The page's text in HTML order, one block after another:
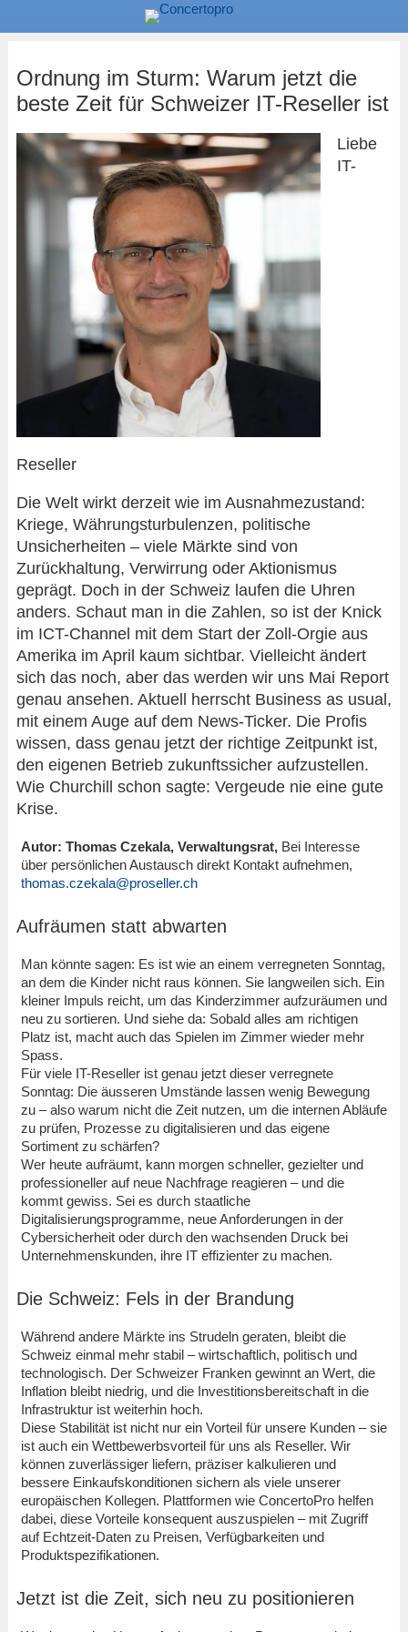
Ordnung im Sturm: Warum jetzt die
beste Zeit für Schweizer IT-Reseller ist
Liebe
IT-
Reseller
Die Welt wirkt derzeit wie im Ausnahmezustand:
Kriege, Währungsturbulenzen, politische
Unsicherheiten – viele Märkte sind von
Zurückhaltung, Verwirrung oder Aktionismus
geprägt. Doch in der Schweiz laufen die Uhren
anders. Schaut man in die Zahlen, so ist der Knick
im ICT-Channel mit dem Start der Zoll-Orgie aus
Amerika im April kaum sichtbar. Vielleicht ändert
sich das noch, aber das werden wir uns Mai Report
genau ansehen. Aktuell herrscht Business as usual,
mit einem Auge auf dem News-Ticker. Die Profis
wissen, dass genau jetzt der richtige Zeitpunkt ist,
den eigenen Betrieb zukunftssicher aufzustellen.
Wie Churchill schon sagte: Vergeude nie eine gute
Krise.
Autor: Thomas Czekala, Verwaltungsrat,Bei Interesse
über persönlichen Austausch direkt Kontakt aufnehmen,
thomas.czekala@proseller.ch
Aufräumen statt abwarten
Man könnte sagen: Es ist wie an einem verregneten Sonntag,
an dem die Kinder nicht raus können. Sie langweilen sich. Ein
kleiner Impuls reicht, um das Kinderzimmer aufzuräumen und
neu zu sortieren. Und siehe da: Sobald alles am richtigen
Platz ist, macht auch das Spielen im Zimmer wieder mehr
Spass.
Für viele IT-Reseller ist genau jetzt dieser verregnete
Sonntag: Die äusseren Umstände lassen wenig Bewegung
zu – also warum nicht die Zeit nutzen, um die internen Abläufe
zu prüfen, Prozesse zu digitalisieren und das eigene
Sortiment zu schärfen?
Wer heute aufräumt, kann morgen schneller, gezielter und
professioneller auf neue Nachfrage reagieren – und die
kommt gewiss. Sei es durch staatliche
Digitalisierungsprogramme, neue Anforderungen in der
Cybersicherheit oder durch den wachsenden Druck bei
Unternehmenskunden, ihre IT effizienter zu machen.
Die Schweiz: Fels in der Brandung
Während andere Märkte ins Strudeln geraten, bleibt die
Schweiz einmal mehr stabil – wirtschaftlich, politisch und
technologisch. Der Schweizer Franken gewinnt an Wert, die
Inflation bleibt niedrig, und die Investitionsbereitschaft in die
Infrastruktur ist weiterhin hoch.
Diese Stabilität ist nicht nur ein Vorteil für unsere Kunden – sie
ist auch ein Wettbewerbsvorteil für uns als Reseller. Wir
können zuverlässiger liefern, präziser kalkulieren und
bessere Einkaufskonditionen sichern als viele unserer
europäischen Kollegen. Plattformen wie ConcertoPro helfen
dabei, diese Vorteile konsequent auszuspielen – mit Zugriff
auf Echtzeit-Daten zu Preisen, Verfügbarkeiten und
Produktspezifikationen.
Jetzt ist die Zeit, sich neu zu positionieren